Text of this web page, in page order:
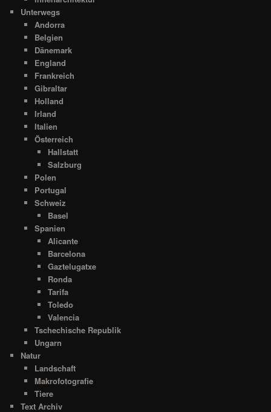
Unterwegs
Andorra
Belgien
Dänemark
England
Frankreich
Gibraltar
Holland
Irland
Italien
Österreich
Hallstatt
Salzburg
Polen
Portugal
Schweiz
Basel
Spanien
Alicante
Barcelona
Gaztelugatxe
Ronda
Tarifa
Toledo
Valencia
Tschechische Republik
Ungarn
Natur
Landschaft
Makrofotografie
Tiere
Text Archiv